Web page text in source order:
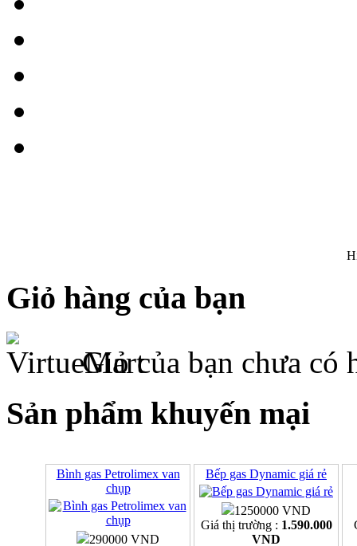
Giỏ hàng của bạn
Giỏ của bạn chưa có
Sản phẩm khuyến mại
Bình gas Petrolimex van
chụp
290000 VND
Bếp gas Dynamic giá rẻ
1250000 VND
Giá thị trường : 1.590.000
VND